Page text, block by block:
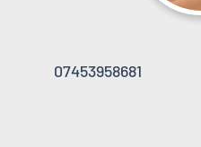
07453958681